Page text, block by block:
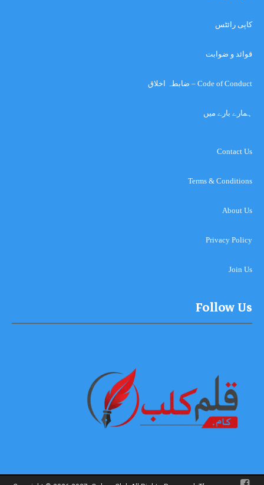
کاپی رائٹس
قوائد و ضوابت
Code of Conduct – ضابطہ اخلاق
ہمارے بارے میں
Contact Us
Terms & Conditions
About Us
Privacy Policy
Join Us
Follow Us